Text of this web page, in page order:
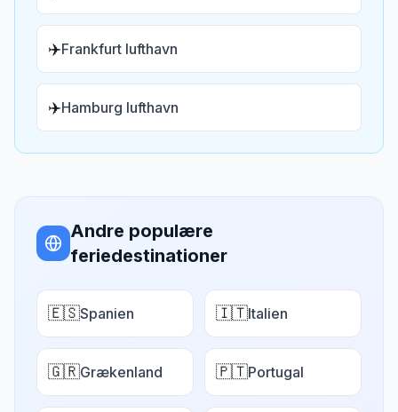
✈️Frankfurt lufthavn
✈️Hamburg lufthavn
Andre populære
feriedestinationer
🇪🇸Spanien 🇮🇹Italien
🇬🇷Grækenland 🇵🇹Portugal